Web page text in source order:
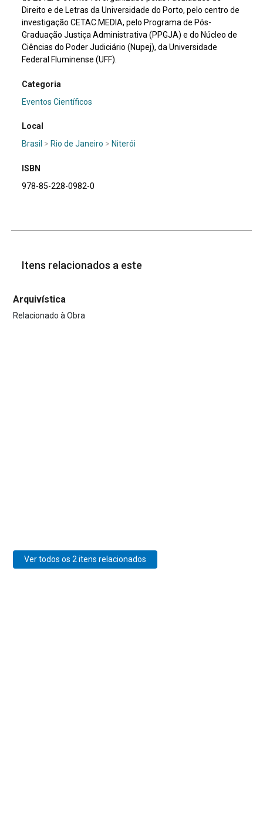
Direito e de Letras da Universidade do Porto, pelo centro de
investigação CETAC.MEDIA, pelo Programa de Pós-
Graduação Justiça Administrativa (PPGJA) e do Núcleo de
Ciências do Poder Judiciário (Nupej), da Universidade
Federal Fluminense (UFF).
Categoria
Eventos Científicos
Local
Brasil > Rio de Janeiro > Niterói
ISBN
978-85-228-0982-0
Itens relacionados a este
Arquivística
Relacionado à Obra
Ver todos os 2 itens relacionados